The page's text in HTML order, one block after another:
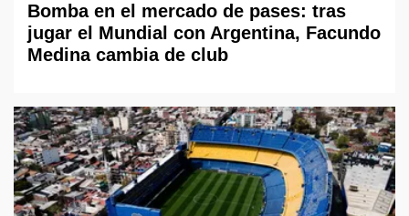
Bomba en el mercado de pases: tras
jugar el Mundial con Argentina, Facundo
Medina cambia de club